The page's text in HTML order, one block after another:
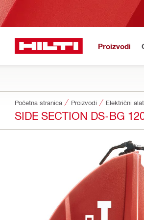
Proizvodi
Početna stranica Proizvodi Električni
SIDE SECTION DS-BG